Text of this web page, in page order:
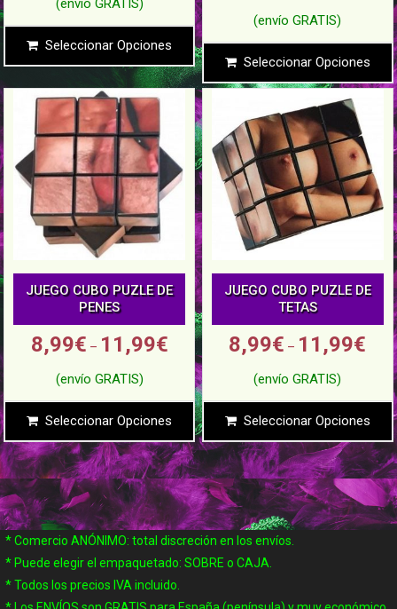
Seleccionar Opciones
Seleccionar Opciones
JUEGO CUBO PUZLE DE
PENES
8,99€ – 11,99€
Seleccionar Opciones
JUEGO CUBO PUZLE DE
TETAS
8,99€ – 11,99€
Seleccionar Opciones
* Comercio ANÓNIMO: total discreción en los envíos.
* Puede elegir el empaquetado: SOBRE o CAJA.
* Todos los precios IVA incluido.